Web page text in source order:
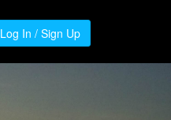
Log In / Sign Up